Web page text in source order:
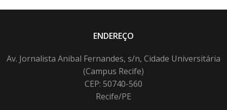
ENDEREÇO
Av. Jornalista Anibal Fernandes, s/n, Cidade Universitária
(Campus Recife)
CEP: 50740-560
Recife/PE